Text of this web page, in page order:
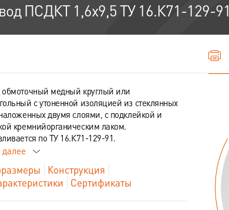
ПСДКТ 1,6х9,5 ТУ 16.К71-129-91
обмоточный медный круглый или
с утоненной изоляцией из стеклянных
двумя слоями, с подклейкой и
кремнийорганическим лаком.
по ТУ 16.К71-129-91.
далее
Конструкция
Сертификаты